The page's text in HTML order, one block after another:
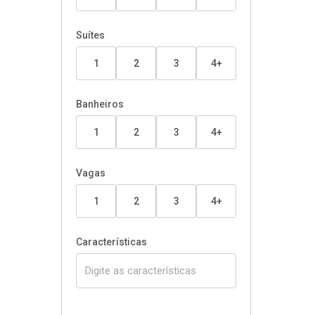
Suítes
1 2 3 4+
Banheiros
1 2 3 4+
Vagas
1 2 3 4+
Características